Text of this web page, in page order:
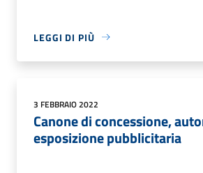
LEGGI DI PIÙ
3 FEBBRAIO 2022
Canone di concessione,
esposizione pubblicitaria